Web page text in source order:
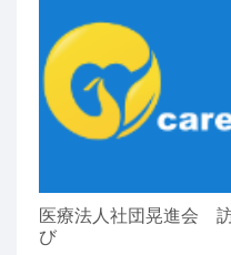
医療法人社団晃進会
び